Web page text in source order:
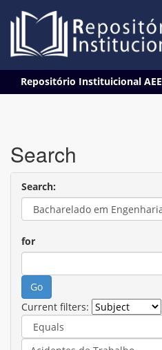
navigation
Repositório Instituicional AEE
Search
Search:
for
Current filters: